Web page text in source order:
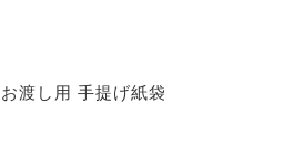
お渡し用 手提げ紙袋